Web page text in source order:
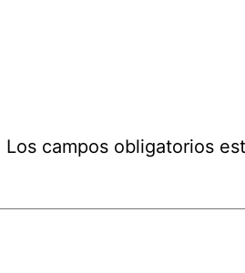
Los campos obligatorios